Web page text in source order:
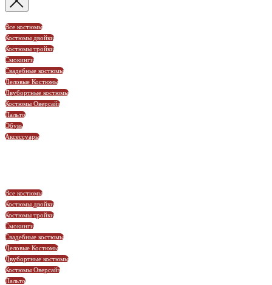
Все костюмы
Костюмы двойки
Костюмы тройки
Смокинги
Свадебные костюмы
Деловые Костюмы
Двубортные костюмы
Костюмы Оверсайз
Пальто
Обувь
Аксессуары
Все костюмы
Костюмы двойки
Костюмы тройки
Смокинги
Свадебные костюмы
Деловые Костюмы
Двубортные костюмы
Костюмы Оверсайз
Пальто